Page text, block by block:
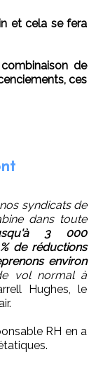
et cela se fera
de
ces
syndicats de
dans toute
3 000
de réductions
environ
vol normal à
Hughes, le
RH en a